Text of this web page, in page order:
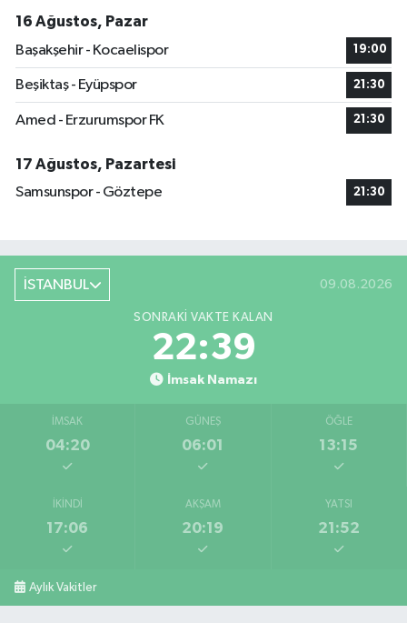
16 Ağustos, Pazar
Başakşehir - Kocaelispor
19:00
Beşiktaş - Eyüpspor 21:30
Amed - Erzurumspor FK 21:30
17 Ağustos, Pazartesi
Samsunspor - Göztepe
21:30
İSTANBUL 09.08.2026
SONRAKI VAKTE KALAN
22:38
İmsak Namazı
İMSAK
04:20
GÜNEŞ
06:01
ÖĞLE
13:15
İKINDI
17:06
AKŞAM
20:19
YATSI
21:52
Aylık Vakitler